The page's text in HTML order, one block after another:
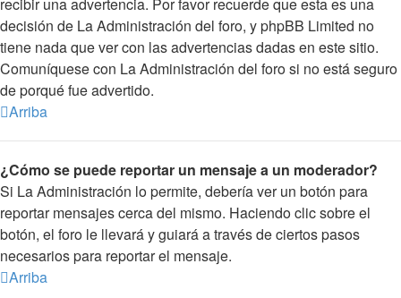
decisión de La Administración del foro, y phpBB Limited no
tiene nada que ver con las advertencias dadas en este sitio.
Comuníquese con La Administración del foro si no está seguro
de porqué fue advertido.
Arriba
¿Cómo se puede reportar un mensaje a un moderador?
Si La Administración lo permite, debería ver un botón para
reportar mensajes cerca del mismo. Haciendo clic sobre el
botón, el foro le llevará y guiará a través de ciertos pasos
necesarios para reportar el mensaje.
Arriba